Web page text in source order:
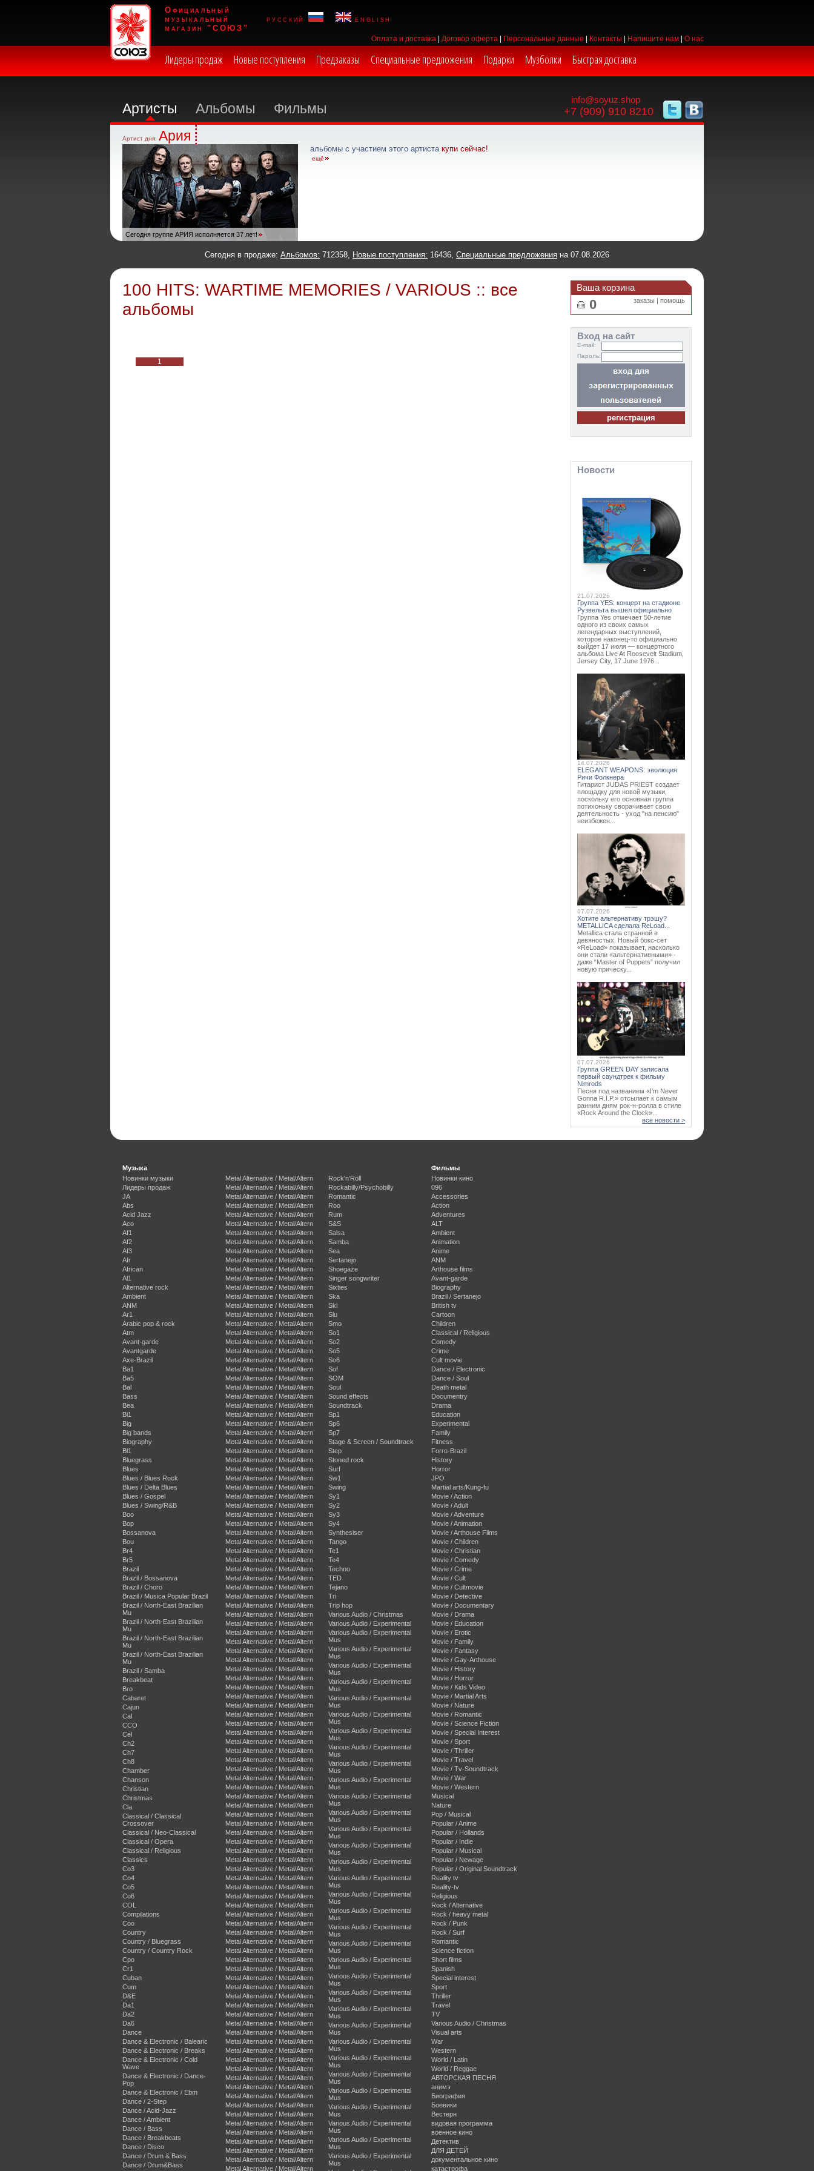
Официальный
музыкальный
магазин "СОЮЗ"
русский english
Оплата и доставка Договор оферта Персональные данные Контакты Напишите нам О нас
Лидеры продаж Новые поступления Предзаказы Специальные предложения Подарки Музболки Быстрая доставка
info@soyuz.shop
+7 (909) 910 8210
Артисты Альбомы Фильмы
Артист дня: Ария
Сегодня группе АРИЯ исполняется 37 лет!
альбомы с участием этого артиста купи сейчас!
ещё
Сегодня в продаже: Альбомов: 712358, Новые поступления: 16436, Специальные предложения на 07.08.2026
100 HITS: WARTIME MEMORIES / VARIOUS :: все
альбомы
1
Ваша корзина
0 заказы | помощь
Вход на сайт
E-mail:
Пароль:
Новости
21.07.2026
Группа YES: концерт на стадионе
Рузвельта вышел официально
Группа Yes отмечает 50-летие
одного из своих самых
легендарных выступлений,
которое наконец-то официально
выйдет 17 июля — концертного
альбома Live At Roosevelt Stadium,
Jersey City, 17 June 1976...
14.07.2026
ELEGANT WEAPONS: эволюция
Ричи Фолкнера
Гитарист JUDAS PRIEST создает
площадку для новой музыки,
поскольку его основная группа
потихоньку сворачивает свою
деятельность - уход "на пенсию"
неизбежен...
07.07.2026
Хотите альтернативу трэшу?
METALLICA сделала ReLoad...
Metallica стала странной в
девяностых. Новый бокс-сет
«ReLoad» показывает, насколько
они стали «альтернативными» -
даже “Master of Puppets” получил
новую прическу...
07.07.2026
Группа GREEN DAY записала
первый саундтрек к фильму
Nimrods
Песня под названием «I’m Never
Gonna R.I.P.» отсылает к самым
ранним дням рок-н-ролла в стиле
«Rock Around the Clock»...
все новости >
Музыка
Новинки музыки
Лидеры продаж
JA
Abs
Acid Jazz
Aco
Af1
Af2
Af3
Afr
African
Al1
Alternative rock
Ambient
ANM
Ar1
Arabic pop & rock
Atm
Avant-garde
Avantgarde
Axe-Brazil
Ba1
Ba5
Bal
Bass
Bea
Bi1
Big
Big bands
Biography
Bl1
Bluegrass
Blues
Blues / Blues Rock
Blues / Delta Blues
Blues / Gospel
Blues / Swing/R&B
Boo
Bop
Bossanova
Bou
Br4
Br5
Brazil
Brazil / Bossanova
Brazil / Choro
Brazil / Musica Popular Brazil
Brazil / North-East Brazilian
Mu
Brazil / North-East Brazilian
Mu
Brazil / North-East Brazilian
Mu
Brazil / North-East Brazilian
Mu
Brazil / Samba
Breakbeat
Bro
Cabaret
Cajun
Cal
CCO
Cel
Ch2
Ch7
Ch8
Chamber
Chanson
Christian
Christmas
Cla
Classical / Classical
Crossover
Classical / Neo-Classical
Classical / Opera
Classical / Religious
Classics
Co3
Co4
Co5
Co6
COL
Compilations
Coo
Country
Country / Bluegrass
Country / Country Rock
Cpo
Cr1
Cuban
Cum
D&E
Da1
Da2
Da6
Dance
Dance & Electronic / Balearic
Dance & Electronic / Breaks
Dance & Electronic / Cold
Wave
Dance & Electronic / Dance-
Pop
Dance & Electronic / Ebm
Dance / 2-Step
Dance / Acid-Jazz
Dance / Ambient
Dance / Bass
Dance / Breakbeats
Dance / Disco
Dance / Drum & Bass
Dance / Drum&Bass
Metal Alternative / Metal/Altern
Metal Alternative / Metal/Altern
Metal Alternative / Metal/Altern
Metal Alternative / Metal/Altern
Metal Alternative / Metal/Altern
Metal Alternative / Metal/Altern
Metal Alternative / Metal/Altern
Metal Alternative / Metal/Altern
Metal Alternative / Metal/Altern
Metal Alternative / Metal/Altern
Metal Alternative / Metal/Altern
Metal Alternative / Metal/Altern
Metal Alternative / Metal/Altern
Metal Alternative / Metal/Altern
Metal Alternative / Metal/Altern
Metal Alternative / Metal/Altern
Metal Alternative / Metal/Altern
Metal Alternative / Metal/Altern
Metal Alternative / Metal/Altern
Metal Alternative / Metal/Altern
Metal Alternative / Metal/Altern
Metal Alternative / Metal/Altern
Metal Alternative / Metal/Altern
Metal Alternative / Metal/Altern
Metal Alternative / Metal/Altern
Metal Alternative / Metal/Altern
Metal Alternative / Metal/Altern
Metal Alternative / Metal/Altern
Metal Alternative / Metal/Altern
Metal Alternative / Metal/Altern
Metal Alternative / Metal/Altern
Metal Alternative / Metal/Altern
Metal Alternative / Metal/Altern
Metal Alternative / Metal/Altern
Metal Alternative / Metal/Altern
Metal Alternative / Metal/Altern
Metal Alternative / Metal/Altern
Metal Alternative / Metal/Altern
Metal Alternative / Metal/Altern
Metal Alternative / Metal/Altern
Metal Alternative / Metal/Altern
Metal Alternative / Metal/Altern
Metal Alternative / Metal/Altern
Metal Alternative / Metal/Altern
Metal Alternative / Metal/Altern
Metal Alternative / Metal/Altern
Metal Alternative / Metal/Altern
Metal Alternative / Metal/Altern
Metal Alternative / Metal/Altern
Metal Alternative / Metal/Altern
Metal Alternative / Metal/Altern
Metal Alternative / Metal/Altern
Metal Alternative / Metal/Altern
Metal Alternative / Metal/Altern
Metal Alternative / Metal/Altern
Metal Alternative / Metal/Altern
Metal Alternative / Metal/Altern
Metal Alternative / Metal/Altern
Metal Alternative / Metal/Altern
Metal Alternative / Metal/Altern
Metal Alternative / Metal/Altern
Metal Alternative / Metal/Altern
Metal Alternative / Metal/Altern
Metal Alternative / Metal/Altern
Metal Alternative / Metal/Altern
Metal Alternative / Metal/Altern
Metal Alternative / Metal/Altern
Metal Alternative / Metal/Altern
Metal Alternative / Metal/Altern
Metal Alternative / Metal/Altern
Metal Alternative / Metal/Altern
Metal Alternative / Metal/Altern
Metal Alternative / Metal/Altern
Metal Alternative / Metal/Altern
Metal Alternative / Metal/Altern
Metal Alternative / Metal/Altern
Metal Alternative / Metal/Altern
Metal Alternative / Metal/Altern
Metal Alternative / Metal/Altern
Metal Alternative / Metal/Altern
Metal Alternative / Metal/Altern
Metal Alternative / Metal/Altern
Metal Alternative / Metal/Altern
Metal Alternative / Metal/Altern
Metal Alternative / Metal/Altern
Metal Alternative / Metal/Altern
Metal Alternative / Metal/Altern
Metal Alternative / Metal/Altern
Metal Alternative / Metal/Altern
Metal Alternative / Metal/Altern
Metal Alternative / Metal/Altern
Metal Alternative / Metal/Altern
Metal Alternative / Metal/Altern
Metal Alternative / Metal/Altern
Metal Alternative / Metal/Altern
Metal Alternative / Metal/Altern
Metal Alternative / Metal/Altern
Metal Alternative / Metal/Altern
Metal Alternative / Metal/Altern
Metal Alternative / Metal/Altern
Metal Alternative / Metal/Altern
Metal Alternative / Metal/Altern
Metal Alternative / Metal/Altern
Metal Alternative / Metal/Altern
Metal Alternative / Metal/Altern
Metal Alternative / Metal/Altern
Metal Alternative / Metal/Altern
Metal Alternative / Metal/Altern
Metal Alternative / Metal/Altern
Metal Alternative / Metal/Altern
Rock'n'Roll
Rockabilly/Psychobilly
Romantic
Roo
Rum
S&S
Salsa
Samba
Sea
Sertanejo
Shoegaze
Singer songwriter
Sixties
Ska
Ski
Slu
Smo
So1
So2
So5
So6
Sof
SOM
Soul
Sound effects
Soundtrack
Sp1
Sp6
Sp7
Stage & Screen / Soundtrack
Step
Stoned rock
Surf
Sw1
Swing
Sy1
Sy2
Sy3
Sy4
Synthesiser
Tango
Te1
Te4
Techno
TED
Tejano
Tri
Trip hop
Various Audio / Christmas
Various Audio / Experimental
Various Audio / Experimental
Mus
Various Audio / Experimental
Mus
Various Audio / Experimental
Mus
Various Audio / Experimental
Mus
Various Audio / Experimental
Mus
Various Audio / Experimental
Mus
Various Audio / Experimental
Mus
Various Audio / Experimental
Mus
Various Audio / Experimental
Mus
Various Audio / Experimental
Mus
Various Audio / Experimental
Mus
Various Audio / Experimental
Mus
Various Audio / Experimental
Mus
Various Audio / Experimental
Mus
Various Audio / Experimental
Mus
Various Audio / Experimental
Mus
Various Audio / Experimental
Mus
Various Audio / Experimental
Mus
Various Audio / Experimental
Mus
Various Audio / Experimental
Mus
Various Audio / Experimental
Mus
Various Audio / Experimental
Mus
Various Audio / Experimental
Mus
Various Audio / Experimental
Mus
Various Audio / Experimental
Mus
Various Audio / Experimental
Mus
Various Audio / Experimental
Mus
Various Audio / Experimental
Mus
Various Audio / Experimental
Mus
Various Audio / Experimental
Mus
Various Audio / Experimental
Mus
Various Audio / Experimental
Mus
Various Audio / Experimental
Mus
Фильмы
Новинки кино
096
Accessories
Action
Adventures
ALT
Ambient
Animation
Anime
ANM
Arthouse films
Avant-garde
Biography
Brazil / Sertanejo
British tv
Cartoon
Children
Classical / Religious
Comedy
Crime
Cult movie
Dance / Electronic
Dance / Soul
Death metal
Documentry
Drama
Education
Experimental
Family
Fitness
Forro-Brazil
History
Horror
JPO
Martial arts/Kung-fu
Movie / Action
Movie / Adult
Movie / Adventure
Movie / Animation
Movie / Arthouse Films
Movie / Children
Movie / Christian
Movie / Comedy
Movie / Crime
Movie / Cult
Movie / Cultmovie
Movie / Detective
Movie / Documentary
Movie / Drama
Movie / Education
Movie / Erotic
Movie / Family
Movie / Fantasy
Movie / Gay-Arthouse
Movie / History
Movie / Horror
Movie / Kids Video
Movie / Martial Arts
Movie / Nature
Movie / Romantic
Movie / Science Fiction
Movie / Special Interest
Movie / Sport
Movie / Thriller
Movie / Travel
Movie / Tv-Soundtrack
Movie / War
Movie / Western
Musical
Nature
Pop / Musical
Popular / Anime
Popular / Hollands
Popular / Indie
Popular / Musical
Popular / Newage
Popular / Original Soundtrack
Reality tv
Reality-tv
Religious
Rock / Alternative
Rock / heavy metal
Rock / Punk
Rock / Surf
Romantic
Science fiction
Short films
Spanish
Special interest
Sport
Thriller
Travel
TV
Various Audio / Christmas
Visual arts
War
Western
World / Latin
World / Reggae
АВТОРСКАЯ ПЕСНЯ
анимэ
Биография
Боевики
Вестерн
видовая программа
военное кино
Детектив
ДЛЯ ДЕТЕЙ
документальное кино
катастрофа